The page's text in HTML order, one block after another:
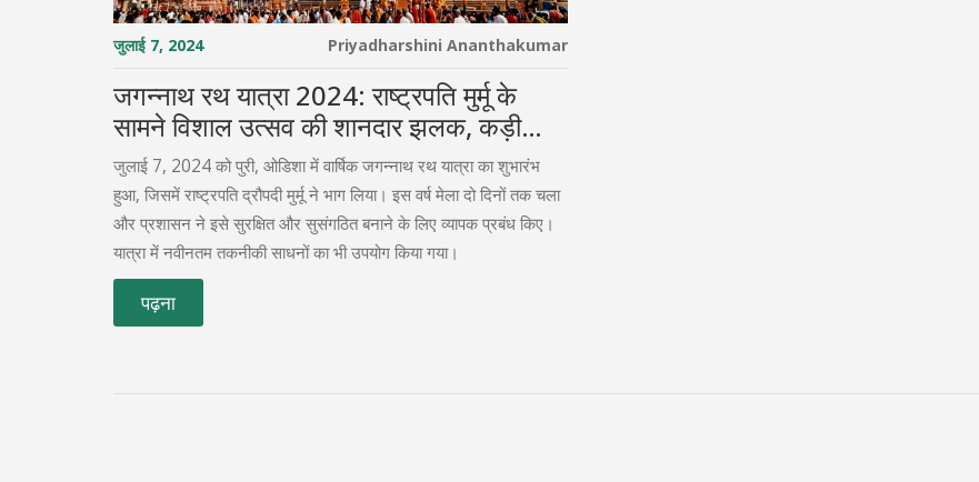
जुलाई 7, 2024 Priyadharshini Ananthakumar
जगन्नाथ रथ यात्रा 2024: राष्ट्रपति मुर्मू के
सामने विशाल उत्सव की शानदार झलक, कड़ी
सुरक्षा में सम्पन्न
जुलाई 7, 2024 को पुरी, ओडिशा में वार्षिक जगन्नाथ रथ यात्रा का शुभारंभ
हुआ, जिसमें राष्ट्रपति द्रौपदी मुर्मू ने भाग लिया। इस वर्ष मेला दो दिनों तक चला
और प्रशासन ने इसे सुरक्षित और सुसंगठित बनाने के लिए व्यापक प्रबंध किए।
यात्रा में नवीनतम तकनीकी साधनों का भी उपयोग किया गया।
पढ़ना